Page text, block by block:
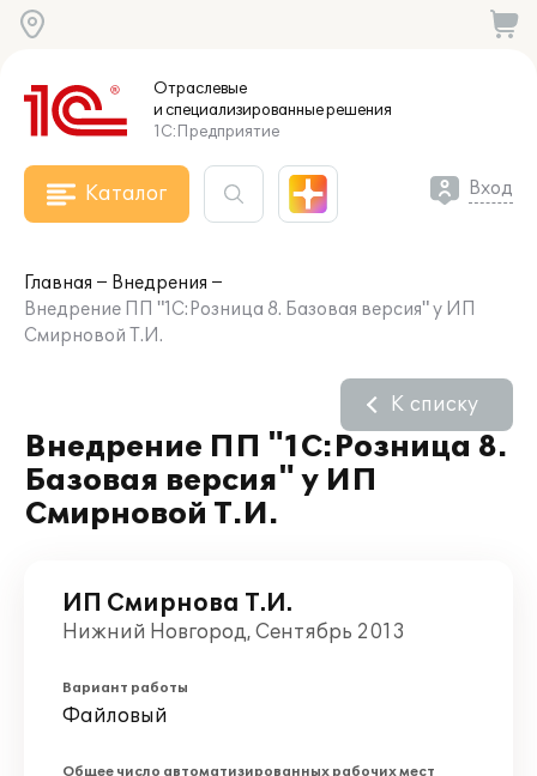
Отраслевые
и специализированныерешения
1С:Предприятие
Каталог Вход
Главная
Внедрения
Внедрение ПП "1С:Розница 8. Базовая версия" у ИП
Смирновой Т.И.
Внедрение ПП "1С:Розница 8.
Базовая версия" у ИП
Смирновой Т.И.
К списку
ИП Смирнова Т.И.
Нижний Новгород, Сентябрь 2013
Вариант работы
Файловый
Общее число автоматизированных рабочих мест